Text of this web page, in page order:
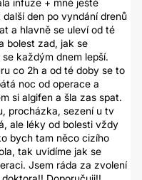
infuze + mně ještě
den po vyndání drenů
a hlavně se uleví od té
bolest zad, jak se
každým dnem lepší.
co 2h a od té doby se to
noc od operace a
si algifen a šla zas spat.
procházka, sezení u tv
ale léky od bolesti vždy
bych tam něco cizího
tak uvidíme jak se
Jsem ráda za zvolení